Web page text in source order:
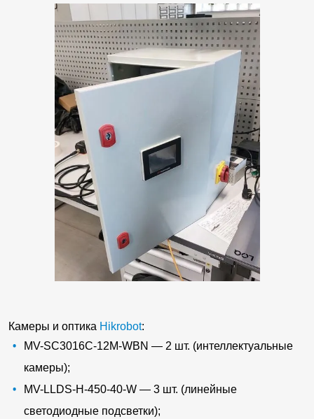
Камеры и оптика Hikrobot:
MV-SC3016C-12M-WBN — 2 шт. (интеллектуальные
камеры);
MV-LLDS-H-450-40-W — 3 шт. (линейные
светодиодные подсветки);